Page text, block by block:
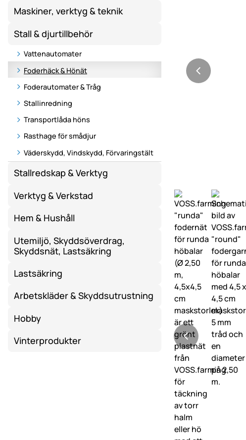
Maskiner, verktyg & teknik
Stall & djurtillbehör
Vattenautomater
Foderhäck & Hönät
Foderautomater & Tråg
Stallinredning
Transportlåda höns
Rasthage för smådjur
Väderskydd, Vindskydd, Förvaringstält
Stallredskap & Verktyg
Verktyg & Verkstad
Hem & Hushåll
Utemiljö, Skyddsöverdrag,
Skyddsnät, Lastsäkring
Lastsäkring
Arbetskläder & Skyddsutrustning
Hobby
Vinterprodukter